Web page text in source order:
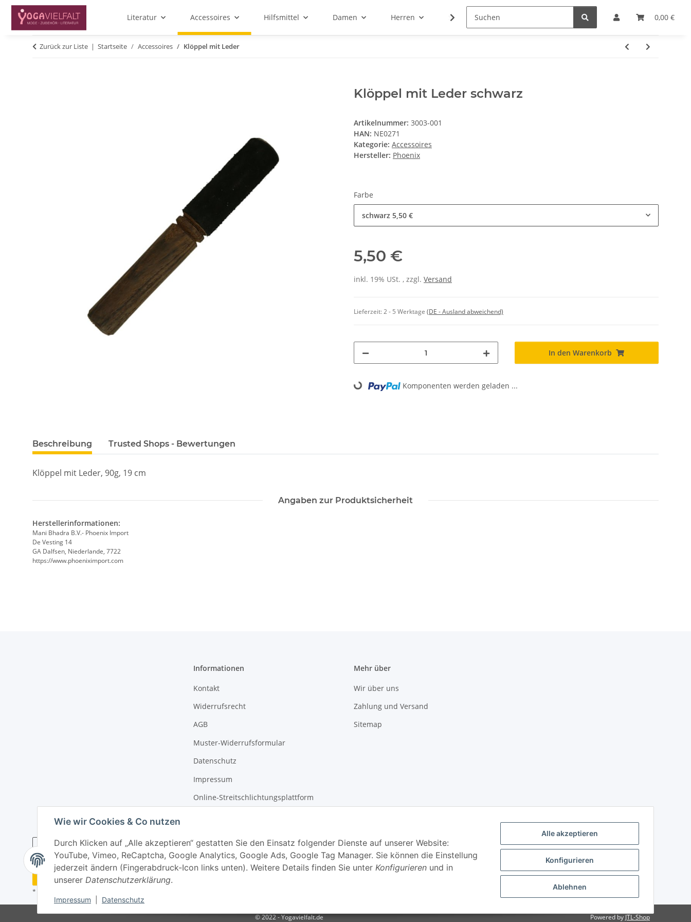
Alle akzeptieren
Konfigurieren
Ablehnen
Wie wir Cookies & Co nutzen
Durch Klicken auf „Alle akzeptieren“ gestatten Sie den Einsatz folgender Dienste auf unserer Website:
YouTube, Vimeo, ReCaptcha, Google Analytics, Google Ads, Google Tag Manager. Sie können die Einstellung
jederzeit ändern (Fingerabdruck-Icon links unten). Weitere Details finden Sie unter Konfigurieren und in
unserer Datenschutzerklärung.
Impressum Datenschutz
0,00 €
Literatur Accessoires Hilfsmittel Damen Herren Sale Hersteller
Zurück zur Liste Startseite Accessoires Klöppel mit Leder
Klöppel mit Leder schwarz
Artikelnummer: 3003-001
HAN: NE0271
Kategorie: Accessoires
Hersteller: Phoenix
Farbe
schwarz 5,50 €
5,50 €
inkl. 19% USt. , zzgl. Versand
Lieferzeit:2 - 5 Werktage (DE - Ausland abweichend)
In den Warenkorb
Loading... Komponenten werden geladen ...
Beschreibung Trusted Shops - Bewertungen
Klöppel mit Leder, 90g, 19 cm
Angaben zur Produktsicherheit
Herstellerinformationen:
Mani Bhadra B.V.- Phoenix Import
De Vesting 14
GA Dalfsen, Niederlande, 7722
https://www.phoeniximport.com
Informationen
Kontakt
Widerrufsrecht
AGB
Muster-Widerrufsformular
Datenschutz
Impressum
Online-Streitschlichtungsplattform
Mehr über
Wir über uns
Zahlung und Versand
Sitemap
Widerrufsbutton
* Alle Preise inkl. gesetzlicher USt., zzgl.
© 2022 - Yogavielfalt.de Powered by JTL-Shop